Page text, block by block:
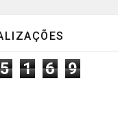
5 1 6 9